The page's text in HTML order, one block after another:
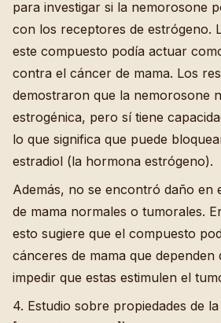
para investigar si la nemorosone
con los receptores de estrógeno.
este compuesto podía actuar
contra el cáncer de mama. Los
demostraron que la nemorosone
estrogénica, pero sí tiene
lo que significa que puede
estradiol (la hormona estrógeno).
Además, no se encontró daño en
de mama normales o tumorales.
esto sugiere que el compuesto
cánceres de mama que
impedir que estas estimulen el
4. Estudio sobre propiedades de